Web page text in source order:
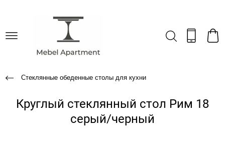
Стеклянные обеденные столы для кухни
Круглый стеклянный стол Рим 18
серый/черный